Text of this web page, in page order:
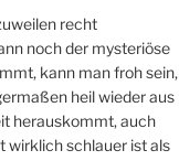
recht
noch der mysteriöse
kann man froh sein,
heil wieder aus
herauskommt, auch
wirklich schlauer ist als